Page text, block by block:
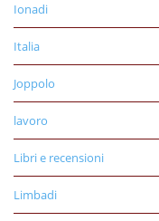
Ionadi
Italia
Joppolo
lavoro
Libri e recensioni
Limbadi